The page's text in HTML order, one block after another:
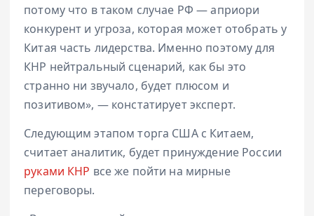
потому что в таком случае РФ — априори
конкурент и угроза, которая может отобрать у
Китая часть лидерства. Именно поэтому для
КНР нейтральный сценарий, как бы это
странно ни звучало, будет плюсом и
позитивом», — констатирует эксперт.
Следующим этапом торга США с Китаем,
считает аналитик, будет принуждение России
руками КНР все же пойти на мирные
переговоры.